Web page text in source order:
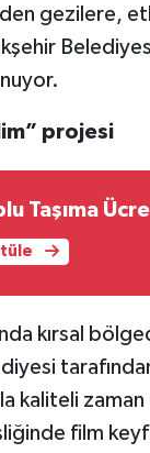
gezilere,
projesi
Taşıma
kırsal
kaliteli
film